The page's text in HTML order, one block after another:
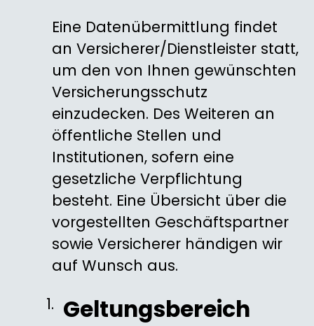
Eine Datenübermittlung findet
an Versicherer/Dienstleister statt,
um den von Ihnen gewünschten
Versicherungsschutz
einzudecken. Des Weiteren an
öffentliche Stellen und
Institutionen, sofern eine
gesetzliche Verpflichtung
besteht. Eine Übersicht über die
vorgestellten Geschäftspartner
sowie Versicherer händigen wir
auf Wunsch aus.
Geltungsbereich